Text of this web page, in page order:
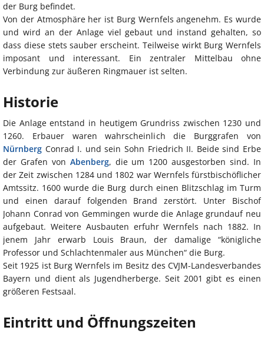
der Burg befindet.
Von der Atmosphäre her ist Burg Wernfels angenehm. Es wurde
und wird an der Anlage viel gebaut und instand gehalten, so
dass diese stets sauber erscheint. Teilweise wirkt Burg Wernfels
imposant und interessant. Ein zentraler Mittelbau ohne
Verbindung zur äußeren Ringmauer ist selten.
Historie
Die Anlage entstand in heutigem Grundriss zwischen 1230 und
1260. Erbauer waren wahrscheinlich die Burggrafen von
Nürnberg Conrad I. und sein Sohn Friedrich II. Beide sind Erbe
der Grafen von Abenberg, die um 1200 ausgestorben sind. In
der Zeit zwischen 1284 und 1802 war Wernfels fürstbischöflicher
Amtssitz. 1600 wurde die Burg durch einen Blitzschlag im Turm
und einen darauf folgenden Brand zerstört. Unter Bischof
Johann Conrad von Gemmingen wurde die Anlage grundauf neu
aufgebaut. Weitere Ausbauten erfuhr Wernfels nach 1882. In
jenem Jahr erwarb Louis Braun, der damalige “königliche
Professor und Schlachtenmaler aus München“ die Burg.
Seit 1925 ist Burg Wernfels im Besitz des CVJM-Landesverbandes
Bayern und dient als Jugendherberge. Seit 2001 gibt es einen
größeren Festsaal.
Eintritt und Öffnungszeiten